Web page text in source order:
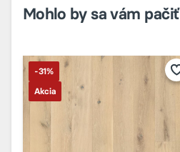
Mohlo by sa vám pačiť
-31%
Akcia